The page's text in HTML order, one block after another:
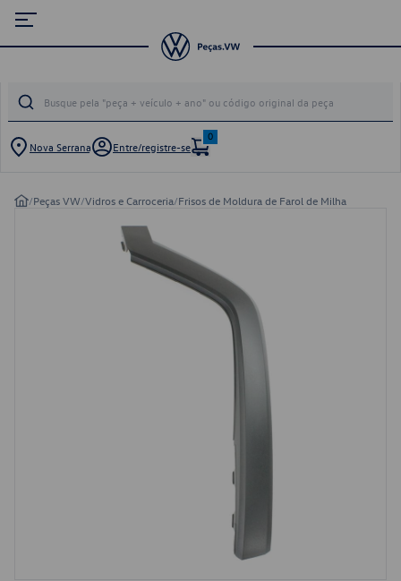
Nova Serrana Entre/registre-se
0
/Peças VW/Vidros e Carroceria/Frisos de Moldura de Farol de Milha